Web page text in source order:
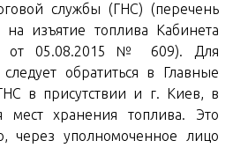
службы (ГНС) (перечень
на изъятие топлива Кабинета
от 05.08.2015 № 609). Для
обратиться в Главные
в присутствии и г. Киев, в
мест хранения топлива. Это
через уполномоченное лицо